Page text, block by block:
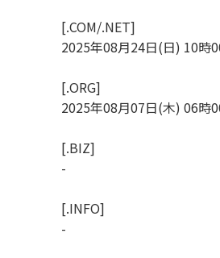
[.COM/.NET]
2025年08月24日(日) 10時
[.ORG]
2025年08月07日(木) 06時
[.BIZ]
-
[.INFO]
-